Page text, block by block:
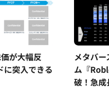
が大幅反
に突入できる
メタバ
ム『
破！急成